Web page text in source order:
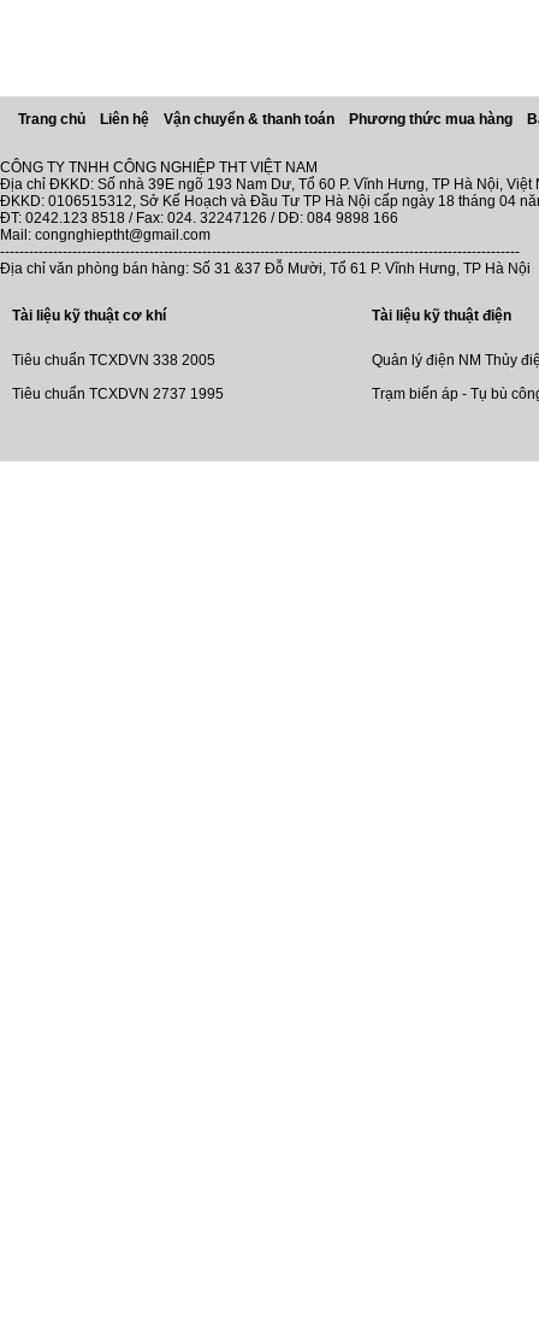
Trang chủ Liên hệ Vận chuyển & thanh toán Phương thức mua hàng
CÔNG TY TNHH CÔNG NGHIỆP THT VIỆT NAM
Địa chỉ ĐKKD: Số nhà 39E ngõ 193 Nam Dư, Tổ 60 P. Vĩnh Hưng, TP Hà Nội, Việt
ĐKKD: 0106515312, Sở Kế Hoạch và Đầu Tư TP Hà Nội cấp ngày 18 tháng 04
ĐT: 0242.123 8518 / Fax: 024. 32247126 / DĐ: 084 9898 166
Mail: congnghieptht@gmail.com
------------------------------------------------------------------------------------------------------------
Địa chỉ văn phòng bán hàng: Số 31 &37 Đỗ Mười, Tổ 61 P. Vĩnh Hưng, TP Hà Nội
Tài liệu kỹ thuật cơ khí
Tiêu chuẩn TCXDVN 338 2005
Tiêu chuẩn TCXDVN 2737 1995
Tài liệu kỹ thuật điện
Quản lý điện NM Thủy
Trạm biến áp - Tụ bù